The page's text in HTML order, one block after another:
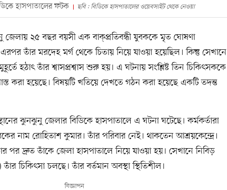
হাসপাতালের ফটক ছবি : বিডিকে হাসপাতালের ওয়েবসাইট থেকে নেওয়া
জেলায় ২৫ বছর বয়সী এক বাক্‌প্রতিবন্ধী যুবককে মৃত ঘোষণা
তাঁর মরদেহ মর্গ থেকে চিতায় নিয়ে যাওয়া হয়েছিল। কিন্তু সেখানে
হঠাৎ তাঁর শ্বাসপ্রশ্বাস শুরু হয়। এ ঘটনায় সংশ্লিষ্ট তিন চিকিৎসককে
করা হয়েছে। বিষয়টি খতিয়ে দেখতে গঠন করা হয়েছে একটি তদন্ত
ঝুনঝুনু জেলার বিডিকে হাসপাতালে এ ঘটনা ঘটেছে। কর্মকর্তারা
নাম রোহিতাশ কুমার। তাঁর পরিবার নেই। থাকতেন আশ্রয়কেন্দ্রে।
পর দ্রুত তাঁকে জেলা হাসপাতালে নিয়ে যাওয়া হয়। সেখানে নিবিড়
চিকিৎসা চলছে। তাঁর বর্তমান অবস্থা স্থিতিশীল।